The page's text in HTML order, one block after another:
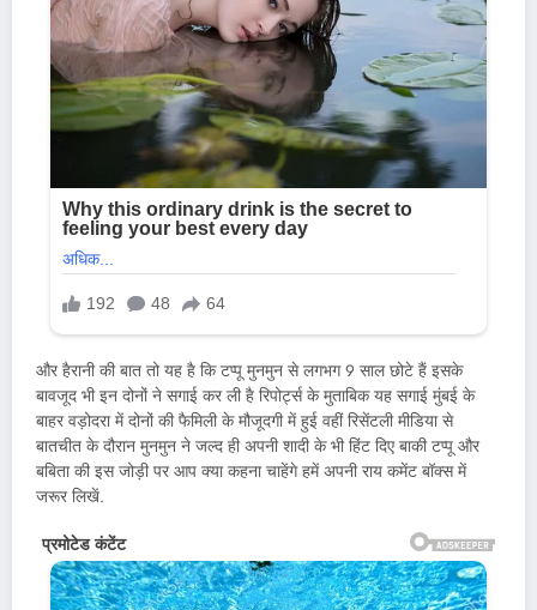
और हैरानी की बात तो यह है कि टप्पू मुनमुन से लगभग 9 साल छोटे हैं इसके
बावजूद भी इन दोनों ने सगाई कर ली है रिपोर्ट्स के मुताबिक यह सगाई मुंबई के
बाहर वड़ोदरा में दोनों की फैमिली के मौजूदगी में हुई वहीं रिसेंटली मीडिया से
बातचीत के दौरान मुनमुन ने जल्द ही अपनी शादी के भी हिंट दिए बाकी टप्पू और
बबिता की इस जोड़ी पर आप क्या कहना चाहेंगे हमें अपनी राय कमेंट बॉक्स में
जरूर लिखें.